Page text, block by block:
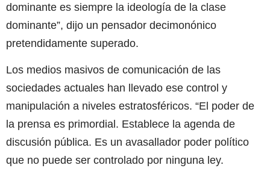
dominante es siempre la ideología de la clase
dominante”, dijo un pensador decimonónico
pretendidamente superado.
Los medios masivos de comunicación de las
sociedades actuales han llevado ese control y
manipulación a niveles estratosféricos. “El poder de
la prensa es primordial. Establece la agenda de
discusión pública. Es un avasallador poder político
que no puede ser controlado por ninguna ley.